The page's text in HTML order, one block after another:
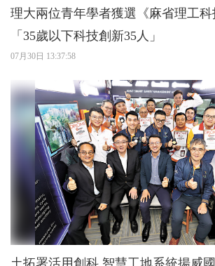
理大兩位青年學者獲選《麻省理工
「35歲以下科技創新35人」
07月30日 13:37:58